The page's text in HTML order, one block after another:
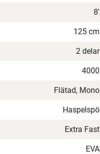
8'
125 cm
2 delar
4000
Flätad, Mono
Haspelspö
Extra Fast
EVA